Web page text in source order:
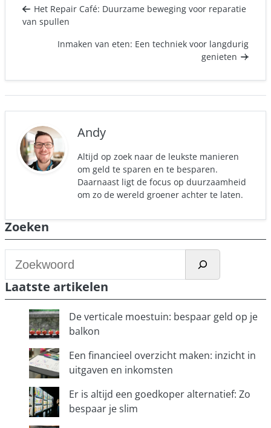
Het Repair Café: Duurzame beweging voor reparatie
van spullen
Inmaken van eten: Een techniek voor langdurig
genieten
Andy
Altijd op zoek naar de leukste manieren
om geld te sparen en te besparen.
Daarnaast ligt de focus op duurzaamheid
om zo de wereld groener achter te laten.
Zoeken
Z
o
e
Laatste artikelen
De verticale moestuin: bespaar geld op je
balkon
Een financieel overzicht maken: inzicht in
uitgaven en inkomsten
Er is altijd een goedkoper alternatief: Zo
bespaar je slim